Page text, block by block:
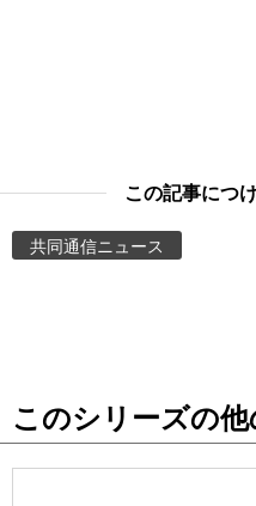
お知らせ
この記事につ
共同通信ニュース
このシリーズの